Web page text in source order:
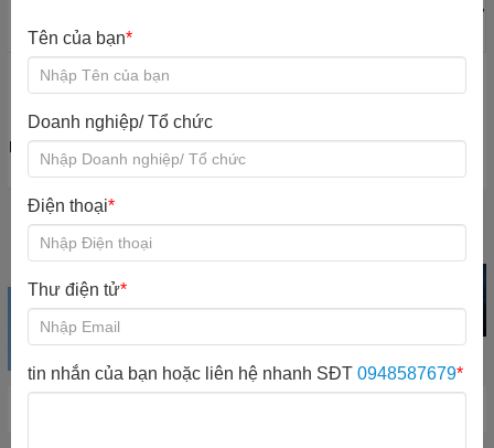
vui chơi
Đào tạo nhân sự
Nội quy quy định Mổ rộng khu vui
chơi
Khu vui chơi
trong nhà
Trampoline park Iti Game Giải trí
Tên của bạn*
Doanh nghiệp/ Tổ chức
Điện thoại*
Thư điện tử*
tin nhắn của bạn hoặc liên hệ nhanh SĐT 0948587679*